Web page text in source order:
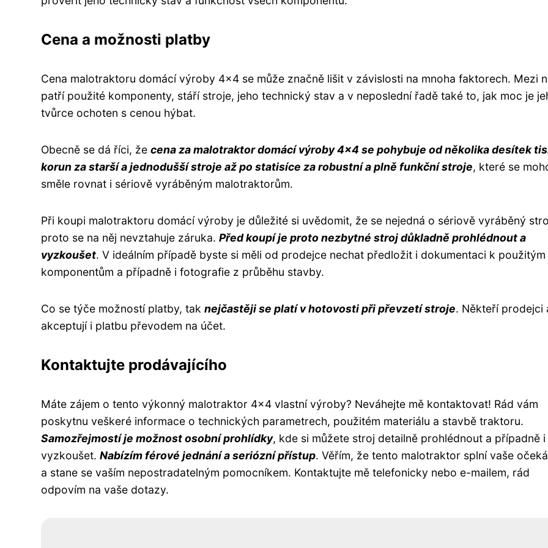
Cena a možnosti platby
Cena malotraktoru domácí výroby 4x4 se může značně lišit v závislosti na mnoha faktorech. Mezi
patří použité komponenty, stáří stroje, jeho technický stav a v neposlední řadě také to, jak moc je
tvůrce ochoten s cenou hýbat.
Obecně se dá říci, že cena za malotraktor domácí výroby 4x4 se pohybuje od několika desítek
korun za starší a jednodušší stroje až po statisíce za robustní a plně funkční stroje, které se
směle rovnat i sériově vyráběným malotraktorům.
Při koupi malotraktoru domácí výroby je důležité si uvědomit, že se nejedná o sériově vyráběný
proto se na něj nevztahuje záruka. Před koupí je proto nezbytné stroj důkladně prohlédnout a
vyzkoušet. V ideálním případě byste si měli od prodejce nechat předložit i dokumentaci k použitým
komponentům a případně i fotografie z průběhu stavby.
Co se týče možností platby, tak nejčastěji se platí v hotovosti při převzetí stroje. Někteří prodejci
akceptují i platbu převodem na účet.
Kontaktujte prodávajícího
Máte zájem o tento výkonný malotraktor 4x4 vlastní výroby? Neváhejte mě kontaktovat! Rád vám
poskytnu veškeré informace o technických parametrech, použitém materiálu a stavbě traktoru.
Samozřejmostí je možnost osobní prohlídky, kde si můžete stroj detailně prohlédnout a případně i
vyzkoušet. Nabízím férové jednání a seriózní přístup. Věřím, že tento malotraktor splní vaše
a stane se vaším nepostradatelným pomocníkem. Kontaktujte mě telefonicky nebo e-mailem, rád
odpovím na vaše dotazy.